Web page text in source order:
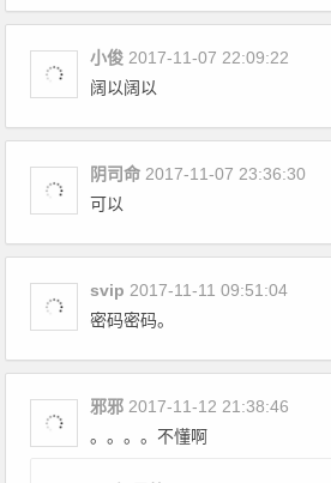
小俊 2017-11-07 22:09:22
阔以阔以
阴司命 2017-11-07 23:36:30
可以
svip 2017-11-11 09:51:04
密码密码。
邪邪 2017-11-12 21:38:46
。。。。不懂啊